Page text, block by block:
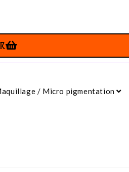
/ Micro pigmentation